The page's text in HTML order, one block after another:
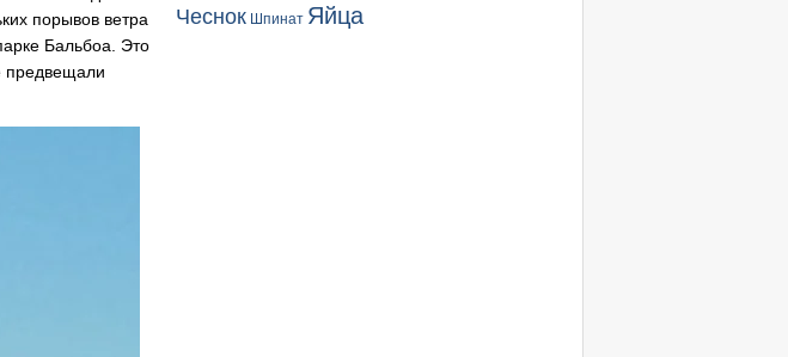
порывов ветра
Бальбоа. Это
предвещали
Чеснок Шпинат Яйца